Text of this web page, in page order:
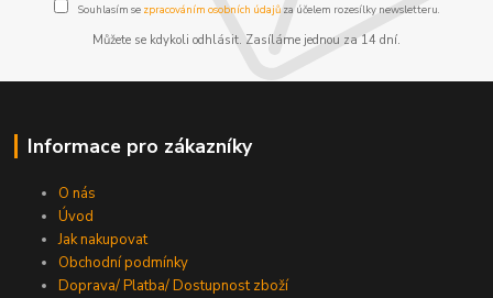
Souhlasím se zpracováním osobních údajůza účelem rozesílky newsletteru.
Můžete se kdykoli odhlásit. Zasíláme jednou za 14 dní.
Informace pro zákazníky
O nás
Úvod
Jak nakupovat
Obchodní podmínky
Doprava/ Platba/ Dostupnost zboží